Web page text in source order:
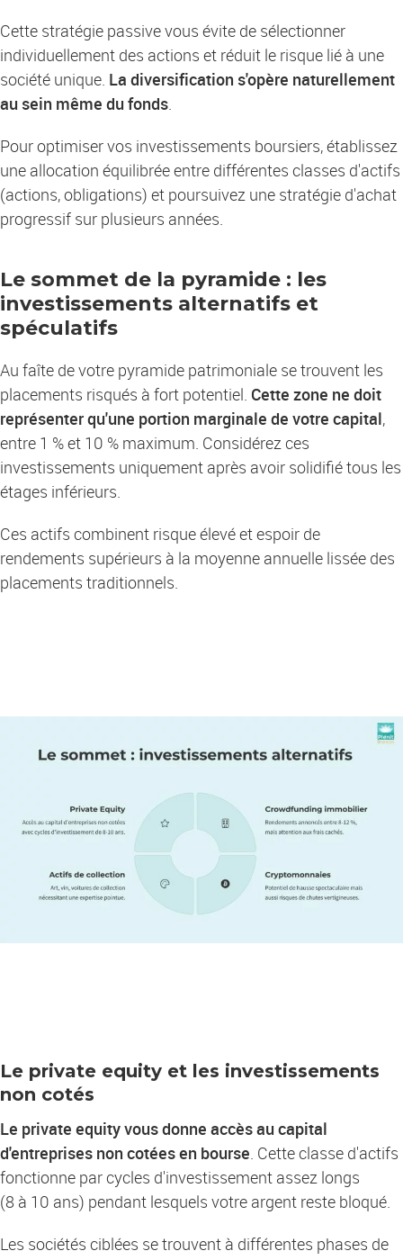
Cette stratégie passive vous évite de sélectionner
individuellement des actions et réduit le risque lié à une
société unique. La diversification s'opère naturellement
au sein même du fonds.
Pour optimiser vos investissements boursiers, établissez
une allocation équilibrée entre différentes classes d'actifs
(actions, obligations) et poursuivez une stratégie d'achat
progressif sur plusieurs années.
Le sommet de la pyramide : les
investissements alternatifs et
spéculatifs
Au faîte de votre pyramide patrimoniale se trouvent les
placements risqués à fort potentiel. Cette zone ne doit
représenter qu'une portion marginale de votre capital,
entre 1 % et 10 % maximum. Considérez ces
investissements uniquement après avoir solidifié tous les
étages inférieurs.
Ces actifs combinent risque élevé et espoir de
rendements supérieurs à la moyenne annuelle lissée des
placements traditionnels.
Le private equity et les investissements
non cotés
Le private equity vous donne accès au capital
d'entreprises non cotées en bourse. Cette classe d'actifs
fonctionne par cycles d'investissement assez longs
(8 à 10 ans) pendant lesquels votre argent reste bloqué.
Les sociétés ciblées se trouvent à différentes phases de